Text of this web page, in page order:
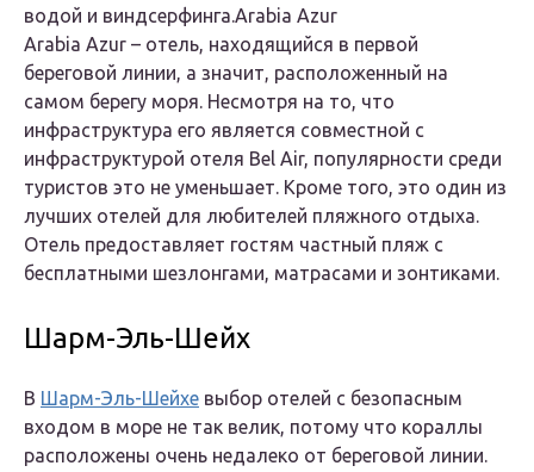
водой и виндсерфинга.Arabia Azur
Arabia Azur – отель, находящийся в первой
береговой линии, а значит, расположенный на
самом берегу моря. Несмотря на то, что
инфраструктура его является совместной с
инфраструктурой отеля Bel Air, популярности среди
туристов это не уменьшает. Кроме того, это один из
лучших отелей для любителей пляжного отдыха.
Отель предоставляет гостям частный пляж с
бесплатными шезлонгами, матрасами и зонтиками.
Шарм-Эль-Шейх
В Шарм-Эль-Шейхе выбор отелей с безопасным
входом в море не так велик, потому что кораллы
расположены очень недалеко от береговой линии.